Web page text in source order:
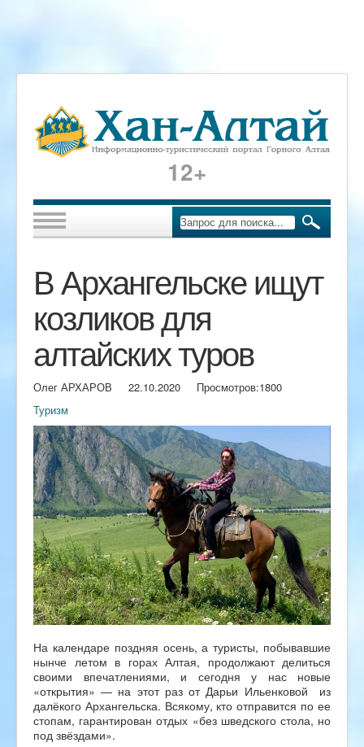
12+
В Архангельске ищут
козликов для
алтайских туров
Олег АРХАРОВ 22.10.2020 Просмотров:1800
Туризм
На календаре поздняя осень, а туристы, побывавшие
нынче летом в горах Алтая, продолжают делиться
своими впечатлениями, и сегодня у нас новые
«открытия» — на этот раз от Дарьи Ильенковой из
далёкого Архангельска. Всякому, кто отправится по ее
стопам, гарантирован отдых «без шведского стола, но
под звёздами».